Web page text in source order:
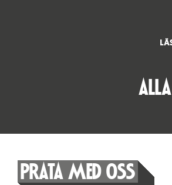
PRATA MED OSS